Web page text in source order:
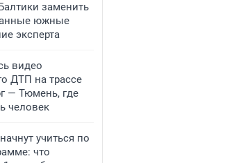
заменить
южные
эксперта
видео
ДТП на трассе
— Тюмень, где
человек
учиться по
что